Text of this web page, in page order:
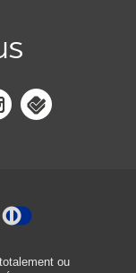
ou